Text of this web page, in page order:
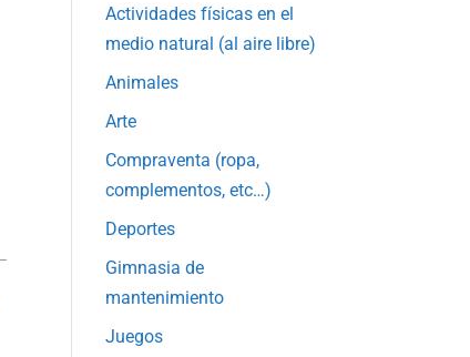
Actividades físicas en el
medio natural (al aire libre)
Animales
Arte
Compraventa (ropa,
complementos, etc…)
Deportes
Gimnasia de
mantenimiento
Juegos